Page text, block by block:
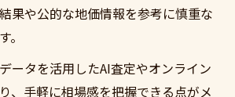
果や公的な地価情報を参考に慎重な
。
ータを活用したAI査定やオンライン
、手軽に相場感を把握できる点がメ